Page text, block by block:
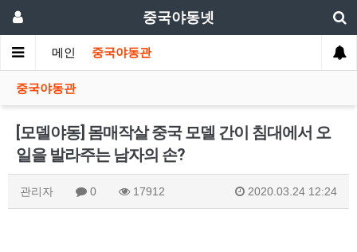
중국야동넷
메인 중국야동관
중국야동관
[모델야동] 몸매작살 중국 모델 간이 침대에서 오
일을 발라주는 남자의 손?
관리자 0 17912 2020.03.24 12:24